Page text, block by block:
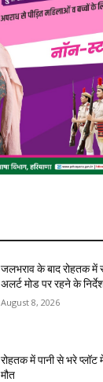
जलभराव के बाद रोहतक में
अलर्ट मोड पर रहने के
August 8, 2026
रोहतक में पानी से भरे
मौत